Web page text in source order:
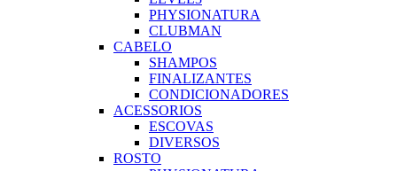
PHYSIONATURA
CLUBMAN
CABELO
SHAMPOS
FINALIZANTES
CONDICIONADORES
ACESSORIOS
ESCOVAS
DIVERSOS
ROSTO